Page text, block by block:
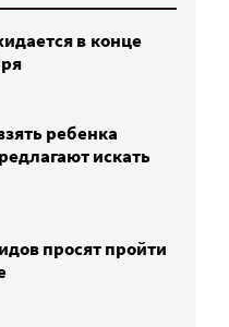
в конце
ребенка
искать
просят пройти